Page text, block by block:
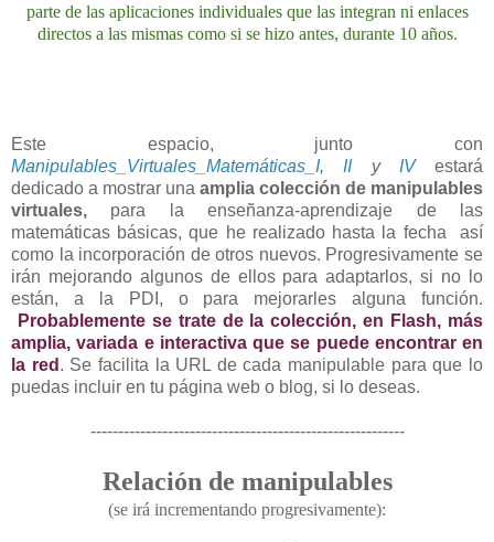
parte de las aplicaciones individuales que las integran ni enlaces
directos a las mismas como si se hizo antes, durante 10 años.
Este espacio, junto con
Manipulables_Virtuales_Matemáticas_I, IIy IV
estará
dedicado a mostrar una amplia colección de manipulables
virtuales, para la enseñanza-aprendizaje de las
matemáticas básicas, que he realizado hasta la fecha así
como la incorporación de otros nuevos. Progresivamente se
irán mejorando algunos de ellos para adaptarlos, si no lo
están, a la PDI, o para mejorarles alguna función.
Probablemente se trate de la colección, en Flash, más
amplia, variada e interactiva que se puede encontrar en
la red . Se facilita la URL de cada manipulable para que lo
puedas incluir en tu página web o blog, si lo deseas.
---------------------------------------------------------
Relación de manipulables
(se irá incrementando progresivamente):